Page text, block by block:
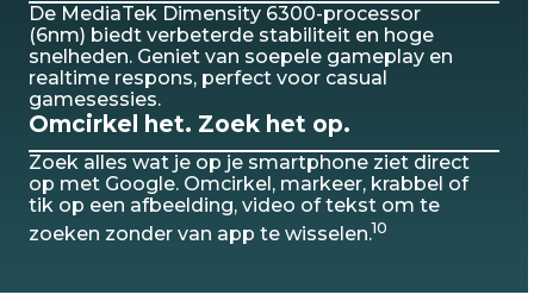
De MediaTek Dimensity 6300-processor
(6nm) biedt verbeterde stabiliteit en hoge
snelheden. Geniet van soepele gameplay en
realtime respons, perfect voor casual
gamesessies.
Omcirkel het. Zoek het op.
Zoek alles wat je op je smartphone ziet direct
op met Google. Omcirkel, markeer, krabbel of
tik op een afbeelding, video of tekst om te
zoeken zonder van app te wisselen.10